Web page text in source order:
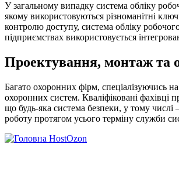
У загальному випадку система обліку
якому використовуються різноманітні
контролю доступу, система обліку
підприємствах використовується
Проектування, монтаж та
Багато охоронних фірм, спеціалізуючись
охоронних систем. Кваліфіковані фахівці
що будь-яка система безпеки, у тому числі
роботу протягом усього терміну служби
HostOzon